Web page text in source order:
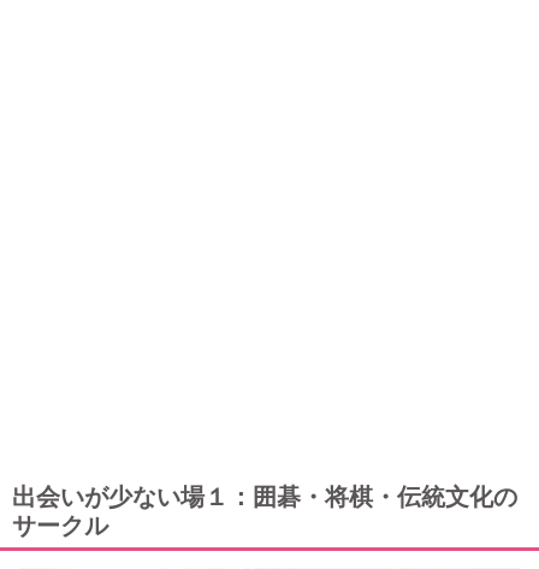
出会いが少ない場１：囲碁・将棋・伝統文化の
サークル